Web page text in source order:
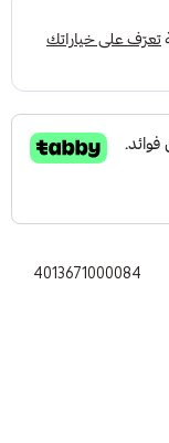
4013671000084